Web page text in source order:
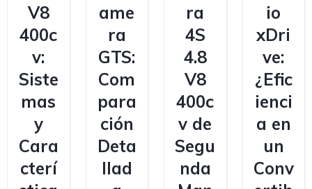
V8
400c
v:
Siste
mas
y
Cara
cterí
ame
ra
GTS:
Com
para
ción
Deta
llad
ra
4S
4.8
V8
400c
v de
Segu
nda
io
xDri
ve:
¿Efic
ienci
a en
un
Conv